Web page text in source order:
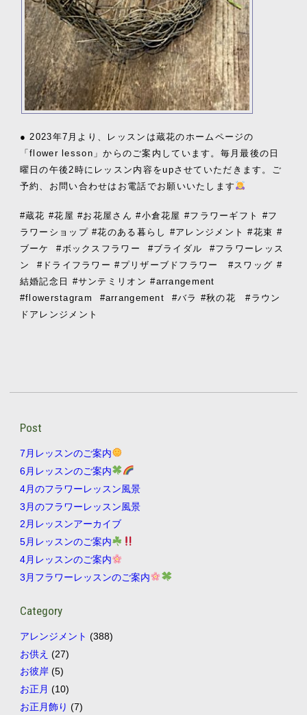
● 2023年7月より、レッスンは蔵花のホームページの
「flower lesson」からのご案内しています。毎月最後の日
曜日の午後2時にレッスン内容をupさせていただきます。ご
予約、お問い合わせはお電話でお願いいたします
#蔵花 #花屋 #お花屋さん #小倉花屋 #フラワーギフト #フ
ラワーショップ #花のある暮らし #アレンジメント #花束 #
ブーケ
#ボックスフラワー #ブライダル
#フラワーレッス
ン
#ドライフラワー #プリザーブドフラワー #スワッグ #
結婚記念日 #サンテミリオン #arrangement
#flowerstagram
#arrangement
#バラ #秋の花 #ラウン
ドアレンジメント
Post
7月レッスンのご案内
6月レッスンのご案内
4月のフラワーレッスン風景
3月のフラワーレッスン風景
2月レッスンアーカイブ
5月レッスンのご案内
4月レッスンのご案内
3月フラワーレッスンのご案内
Category
アレンジメント (388)
お供え (27)
お彼岸(5)
お正月 (10)
お正月飾り (7)